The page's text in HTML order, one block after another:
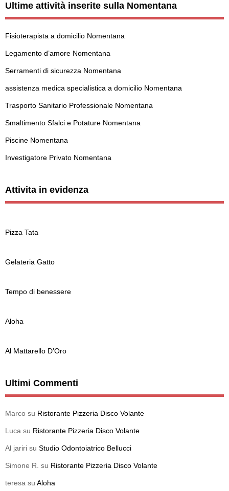
Ultime attività inserite sulla Nomentana
Fisioterapista a domicilio Nomentana
Legamento d’amore Nomentana
Serramenti di sicurezza Nomentana
assistenza medica specialistica a domicilio Nomentana
Trasporto Sanitario Professionale Nomentana
Smaltimento Sfalci e Potature Nomentana
Piscine Nomentana
Investigatore Privato Nomentana
Attivita in evidenza
Pizza Tata
Gelateria Gatto
Tempo di benessere
Aloha
Al Mattarello D’Oro
Ultimi Commenti
Marco su Ristorante Pizzeria Disco Volante
Luca su Ristorante Pizzeria Disco Volante
Al jariri su Studio Odontoiatrico Bellucci
Simone R. su Ristorante Pizzeria Disco Volante
teresa su Aloha